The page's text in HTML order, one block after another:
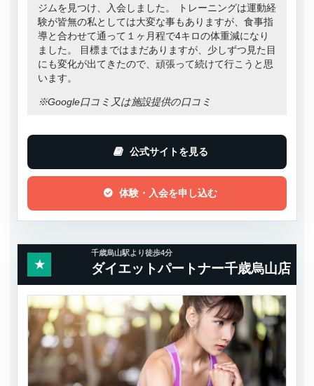
ジムを見つけ、入会しました。 トレーニングは運動経
験が皆無の私としては大変な事もありますが、食事指
導と合わせて通って１ヶ月程で4キロの体重減になり
ました。 目標まではまだありますが、少しずつ見た目
にも変化が出てきたので、頑張って続けて行こうと思
います。
※Google口コミ又は施設提供の口コミ
公式サイトを見る
体験・入会を申し込む
★
千歳烏山駅より徒歩4分
ダイエットパートナー千歳烏山店